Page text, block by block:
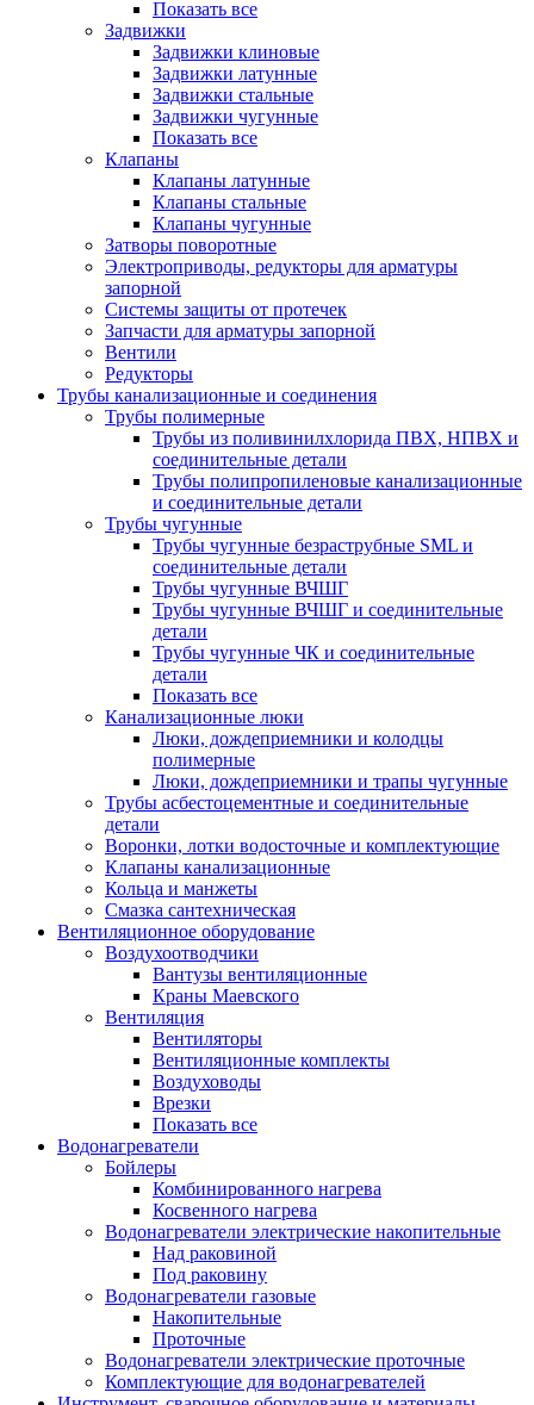
Показать все
Задвижки
Задвижки клиновые
Задвижки латунные
Задвижки стальные
Задвижки чугунные
Показать все
Клапаны
Клапаны латунные
Клапаны стальные
Клапаны чугунные
Затворы поворотные
Электроприводы, редукторы для арматуры
запорной
Системы защиты от протечек
Запчасти для арматуры запорной
Вентили
Редукторы
Трубы канализационные и соединения
Трубы полимерные
Трубы из поливинилхлорида ПВХ, НПВХ и
соединительные детали
Трубы полипропиленовые канализационные
и соединительные детали
Трубы чугунные
Трубы чугунные безраструбные SML и
соединительные детали
Трубы чугунные ВЧШГ
Трубы чугунные ВЧШГ и соединительные
детали
Трубы чугунные ЧК и соединительные
детали
Показать все
Канализационные люки
Люки, дождеприемники и колодцы
полимерные
Люки, дождеприемники и трапы чугунные
Трубы асбестоцементные и соединительные
детали
Воронки, лотки водосточные и комплектующие
Клапаны канализационные
Кольца и манжеты
Смазка сантехническая
Вентиляционное оборудование
Воздухоотводчики
Вантузы вентиляционные
Краны Маевского
Вентиляция
Вентиляторы
Вентиляционные комплекты
Воздуховоды
Врезки
Показать все
Водонагреватели
Бойлеры
Комбинированного нагрева
Косвенного нагрева
Водонагреватели электрические накопительные
Над раковиной
Под раковину
Водонагреватели газовые
Накопительные
Проточные
Водонагреватели электрические проточные
Комплектующие для водонагревателей